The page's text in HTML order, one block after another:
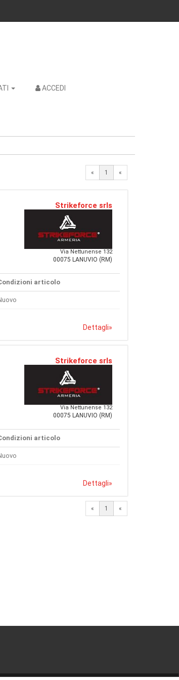
ACCEDI
« 1 «
Strikeforce srls
Via Nettunense 132
00075 LANUVIO (RM)
articolo
Dettagli»
Strikeforce srls
Via Nettunense 132
00075 LANUVIO (RM)
articolo
Dettagli»
« 1 «